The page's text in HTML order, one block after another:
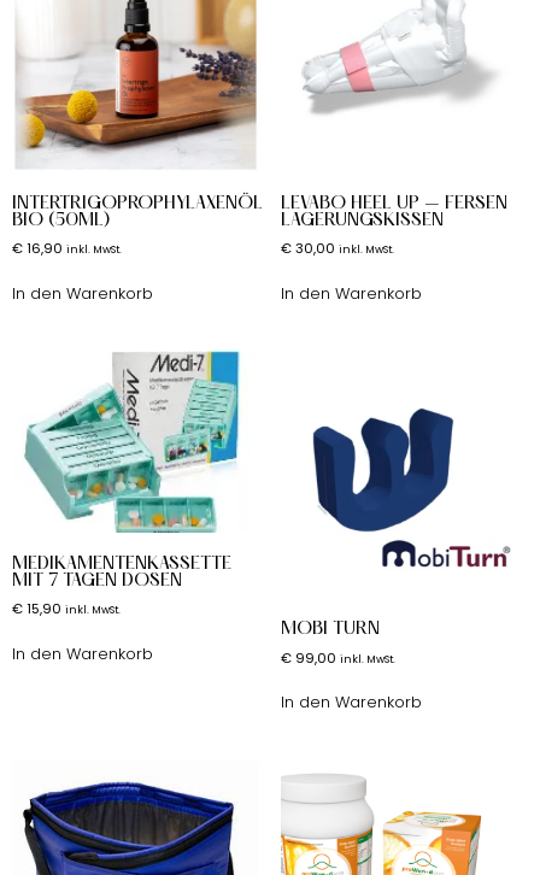
INTERTRIGOPROPHYLAXENÖL
BIO (50ML)
€16,90 inkl. MwSt.
In den Warenkorb
LEVABO HEEL UP – FERSEN
LAGERUNGSKISSEN
€30,00 inkl. MwSt.
In den Warenkorb
MEDIKAMENTENKASSETTE
MIT 7 TAGEN DOSEN
€15,90 inkl. MwSt.
In den Warenkorb
MOBI TURN
€99,00 inkl. MwSt.
In den Warenkorb